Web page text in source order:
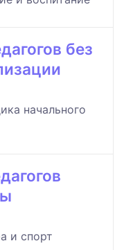
без
начального
и спорт